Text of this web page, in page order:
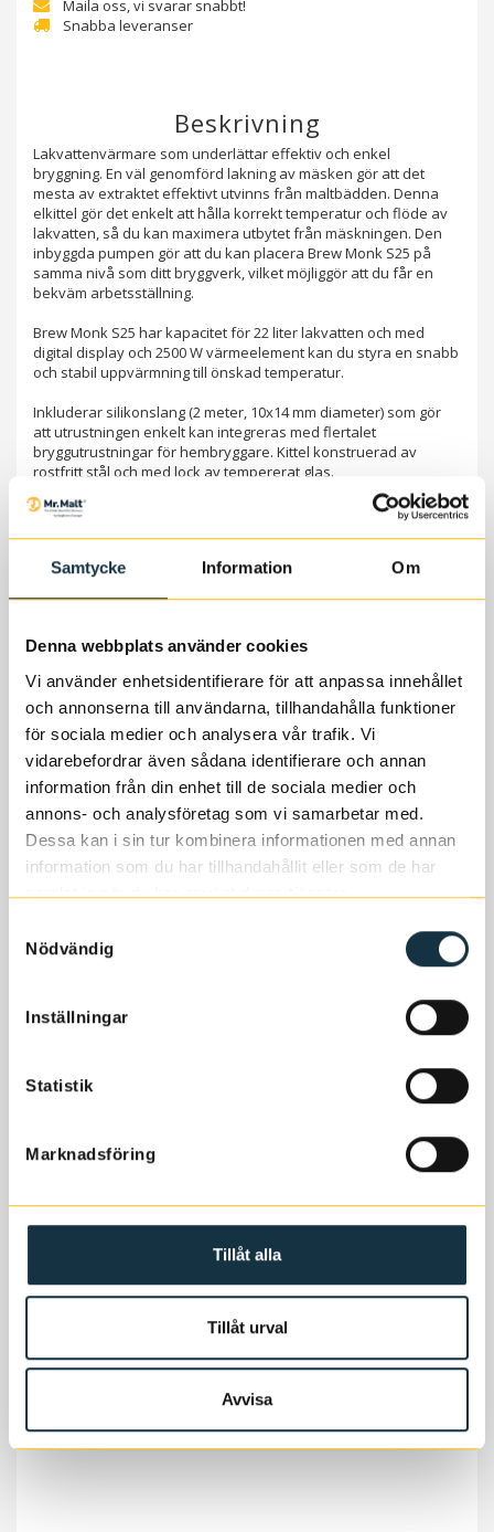
Samtycke Information Om
Denna webbplats använder cookies
Vi använder enhetsidentifierare för att anpassa innehållet
och annonserna till användarna, tillhandahålla funktioner
för sociala medier och analysera vår trafik. Vi
vidarebefordrar även sådana identifierare och annan
information från din enhet till de sociala medier och
annons- och analysföretag som vi samarbetar med.
Dessa kan i sin tur kombinera informationen med annan
information som du har tillhandahållit eller som de har
samlat in när du har använt deras tjänster.
Nödvändig
Inställningar
Statistik
Marknadsföring
Tillåt alla
Tillåt urval
Avvisa
Maila oss, vi svarar snabbt!
Snabba leveranser
Beskrivning
Lakvattenvärmare som underlättar effektiv och enkel
bryggning. En väl genomförd lakning av mäsken gör att det
mesta av extraktet effektivt utvinns från maltbädden. Denna
elkittel gör det enkelt att hålla korrekt temperatur och flöde av
lakvatten, så du kan maximera utbytet från mäskningen. Den
inbyggda pumpen gör att du kan placera Brew Monk S25 på
samma nivå som ditt bryggverk, vilket möjliggör att du får en
bekväm arbetsställning.
Brew Monk S25 har kapacitet för 22 liter lakvatten och med
digital display och 2500 W värmeelement kan du styra en snabb
och stabil uppvärmning till önskad temperatur.
Inkluderar silikonslang (2 meter, 10x14 mm diameter) som gör
att utrustningen enkelt kan integreras med flertalet
bryggutrustningar för hembryggare. Kittel konstruerad av
rostfritt stål och med lock av tempererat glas.
Viktigt att notera:
denna utrustning är avsedd att användas
Frågor och svar
Manual (NL/FR/EN/DE)